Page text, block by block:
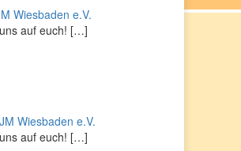
Wiesbaden e.V.
auf euch! […]
Wiesbaden e.V.
auf euch! […]